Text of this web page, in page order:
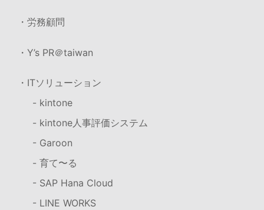
・労務顧問
・Y’s PR＠taiwan
・ITソリューション
- kintone
- kintone人事評価システム
- Garoon
- 育て〜る
- SAP Hana Cloud
- LINE WORKS